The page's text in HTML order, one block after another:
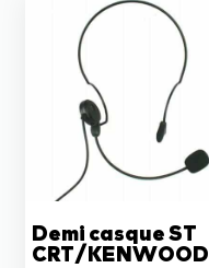
Demi casque ST
CRT/KENWOOD